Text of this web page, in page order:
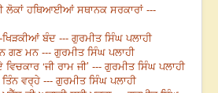
ਲੋਕਾਂ ਹਥਿਆਈਆਂ ਸਥਾਨਕ ਸਰਕਾਰਾਂ ---
ਖਿੜਕੀਆਂ ਬੰਦ --- ਗੁਰਮੀਤ ਸਿੰਘ ਪਲਾਹੀ
ਗਣ ਮਨ --- ਗੁਰਮੀਤ ਸਿੰਘ ਪਲਾਹੀ
‘ਜੀ ਰਾਮ ਜੀ’ --- ਗੁਰਮੀਤ ਸਿੰਘ ਪਲਾਹੀ
ਵਰ੍ਹੇ --- ਗੁਰਮੀਤ ਸਿੰਘ ਪਲਾਹੀ